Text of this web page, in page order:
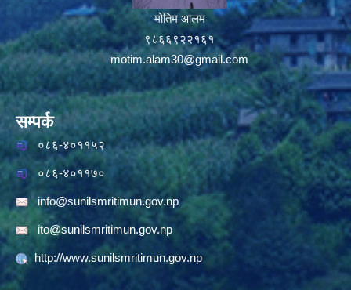
मोतिम आलम
९८६६९२२१६१
motim.alam30@gmail.com
सम्पर्क
०८६-४०११५२
०८६-४०११७०
info@sunilsmritimun.gov.np
ito@sunilsmritimun.gov.np
http://www.sunilsmritimun.gov.np